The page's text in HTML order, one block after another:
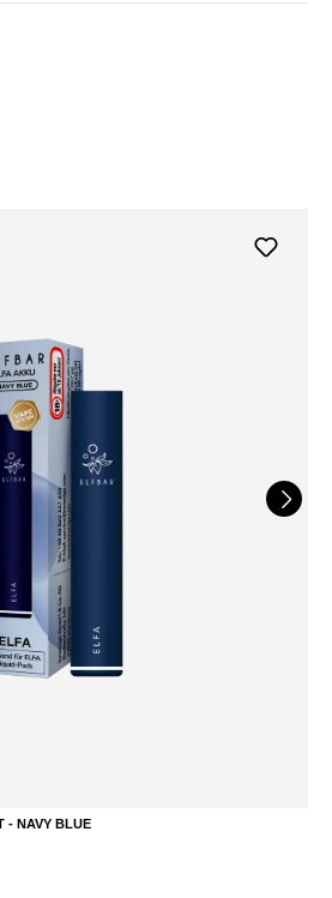
- NAVY BLUE